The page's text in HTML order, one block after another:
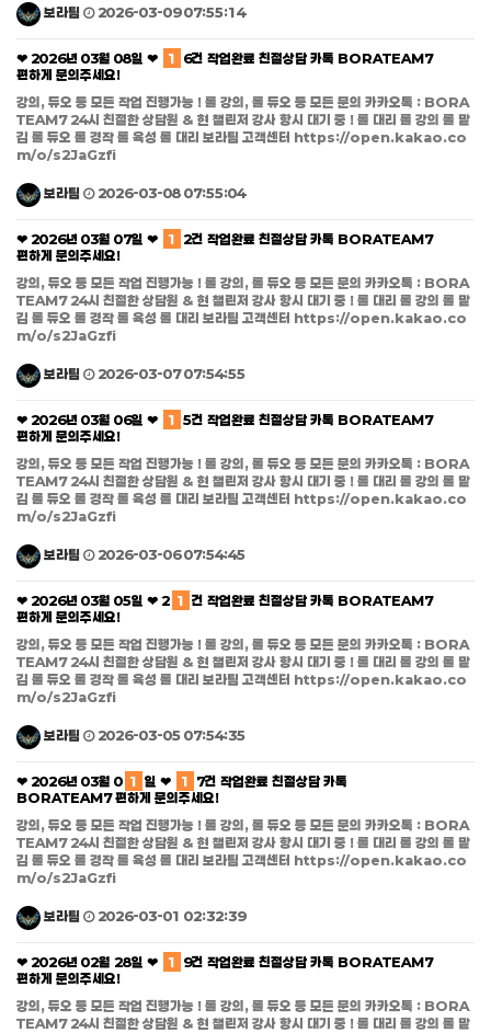
보라팀 2026-03-09 07:55:14
❤ 2026년 03월 08일 ❤ 1
6건 작업완료 친절상담 카톡 BORATEAM7
편하게 문의주세요!
강의, 듀오 등 모든 작업 진행가능 ! 롤 강의, 롤 듀오 등 모든 문의 카카오톡 : BORA
TEAM7 24시 친절한 상담원 & 현 챌린저 강사 항시 대기 중 ! 롤 대리 롤 강의 롤 맡
김 롤 듀오 롤 경작 롤 육성 롤 대리 보라팀 고객센터 https://open.kakao.co
m/o/s2JaGzfi
보라팀 2026-03-08 07:55:04
❤ 2026년 03월 07일 ❤ 1 2건 작업완료 친절상담 카톡 BORATEAM7
편하게 문의주세요!
강의, 듀오 등 모든 작업 진행가능 ! 롤 강의, 롤 듀오 등 모든 문의 카카오톡 : BORA
TEAM7 24시 친절한 상담원 & 현 챌린저 강사 항시 대기 중 ! 롤 대리 롤 강의 롤 맡
김 롤 듀오 롤 경작 롤 육성 롤 대리 보라팀 고객센터 https://open.kakao.co
m/o/s2JaGzfi
보라팀 2026-03-07 07:54:55
❤ 2026년 03월 06일 ❤ 1 5건 작업완료 친절상담 카톡 BORATEAM7
편하게 문의주세요!
강의, 듀오 등 모든 작업 진행가능 ! 롤 강의, 롤 듀오 등 모든 문의 카카오톡 : BORA
TEAM7 24시 친절한 상담원 & 현 챌린저 강사 항시 대기 중 ! 롤 대리 롤 강의 롤 맡
김 롤 듀오 롤 경작 롤 육성 롤 대리 보라팀 고객센터 https://open.kakao.co
m/o/s2JaGzfi
보라팀 2026-03-06 07:54:45
❤ 2026년 03월 05일 ❤ 2 1 건 작업완료 친절상담 카톡 BORATEAM7
편하게 문의주세요!
강의, 듀오 등 모든 작업 진행가능 ! 롤 강의, 롤 듀오 등 모든 문의 카카오톡 : BORA
TEAM7 24시 친절한 상담원 & 현 챌린저 강사 항시 대기 중 ! 롤 대리 롤 강의 롤 맡
김 롤 듀오 롤 경작 롤 육성 롤 대리 보라팀 고객센터 https://open.kakao.co
m/o/s2JaGzfi
보라팀 2026-03-05 07:54:35
❤ 2026년 03월 0 1 일 ❤ 1
7건 작업완료 친절상담 카톡
BORATEAM7 편하게 문의주세요!
강의, 듀오 등 모든 작업 진행가능 ! 롤 강의, 롤 듀오 등 모든 문의 카카오톡 : BORA
TEAM7 24시 친절한 상담원 & 현 챌린저 강사 항시 대기 중 ! 롤 대리 롤 강의 롤 맡
김 롤 듀오 롤 경작 롤 육성 롤 대리 보라팀 고객센터 https://open.kakao.co
m/o/s2JaGzfi
보라팀 2026-03-01 02:32:39
❤ 2026년 02월 28일 ❤ 1
9건 작업완료 친절상담 카톡 BORATEAM7
편하게 문의주세요!
강의, 듀오 등 모든 작업 진행가능 ! 롤 강의, 롤 듀오 등 모든 문의 카카오톡 : BORA
TEAM7 24시 친절한 상담원 & 현 챌린저 강사 항시 대기 중 ! 롤 대리 롤 강의 롤 맡